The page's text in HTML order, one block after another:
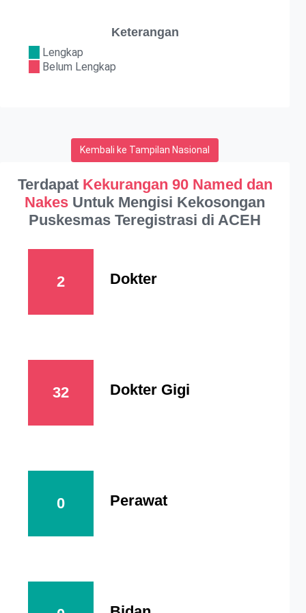
Keterangan
Lengkap
Belum Lengkap
Kembali ke Tampilan Nasional
Terdapat Kekurangan 90 Named dan
Nakes Untuk Mengisi Kekosongan
Puskesmas Teregistrasi di ACEH
2 Dokter
32 Dokter Gigi
0 Perawat